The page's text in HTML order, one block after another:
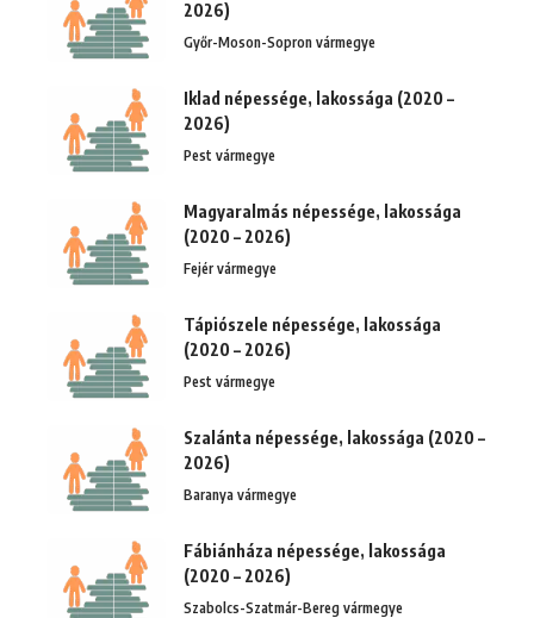
2026)
Győr-Moson-Sopron vármegye
Iklad népessége, lakossága (2020 –
2026)
Pest vármegye
Magyaralmás népessége, lakossága
(2020 – 2026)
Fejér vármegye
Tápiószele népessége, lakossága
(2020 – 2026)
Pest vármegye
Szalánta népessége, lakossága (2020 –
2026)
Baranya vármegye
Fábiánháza népessége, lakossága
(2020 – 2026)
Szabolcs-Szatmár-Bereg vármegye